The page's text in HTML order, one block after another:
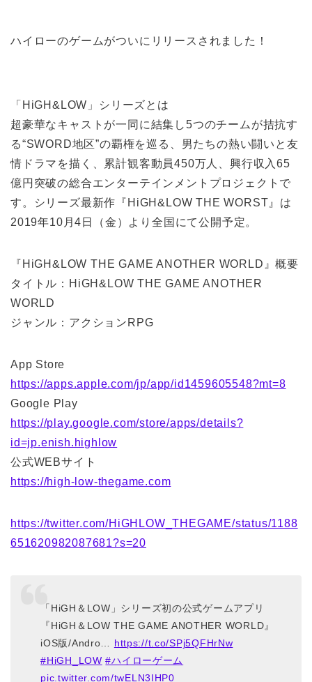
ハイローのゲームがついにリリースされました！
「HiGH&LOW」シリーズとは
超豪華なキャストが一同に結集し5つのチームが拮抗す
る“SWORD地区”の覇権を巡る、男たちの熱い闘いと友
情ドラマを描く、累計観客動員450万人、興行収入65
億円突破の総合エンターテインメントプロジェクトで
す。シリーズ最新作『HiGH&LOW THE WORST』は
2019年10月4日（金）より全国にて公開予定。
『HiGH&LOW THE GAME ANOTHER WORLD』概要
タイトル：HiGH&LOW THE GAME ANOTHER
WORLD
ジャンル：アクションRPG
App Store
https://apps.apple.com/jp/app/id1459605548?mt=8
Google Play
https://play.google.com/store/apps/details?
id=jp.enish.highlow
公式WEBサイト
https://high-low-thegame.com
https://twitter.com/HiGHLOW_THEGAME/status/1188
651620982087681?s=20
「HiGH＆LOW」シリーズ初の公式ゲームアプリ
『HiGH＆LOW THE GAME ANOTHER WORLD』
iOS版/Andro… https://t.co/SPj5QFHrNw
#HiGH_LOW #ハイローゲーム
pic.twitter.com/twELN3IHP0